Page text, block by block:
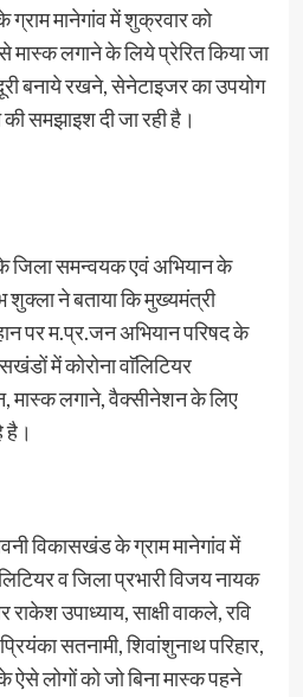
मानेगांव में शुक्रवार को
मास्क लगाने के लिये प्रेरित किया जा
बनाये रखने, सेनेटाइजर का उपयोग
समझाइश दी जा रही है।
जिला समन्वयक एवं अभियान के
शुक्ला ने बताया कि मुख्यमंत्री
पर म.प्र.जन अभियान परिषद के
में कोरोना वाॅलिटियर
मास्क लगाने, वैक्सीनेशन के लिए
है।
विकासखंड के ग्राम मानेगांव में
व जिला प्रभारी विजय नायक
राकेश उपाध्याय, साक्षी वाकले, रवि
सतनामी, शिवांशुनाथ परिहार,
के ऐसे लोगों को जो बिना मास्क पहने